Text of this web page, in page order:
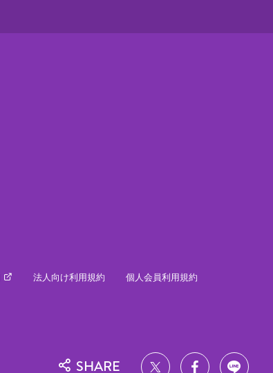
法人向け利用規約 個人会員利用規約
SHARE